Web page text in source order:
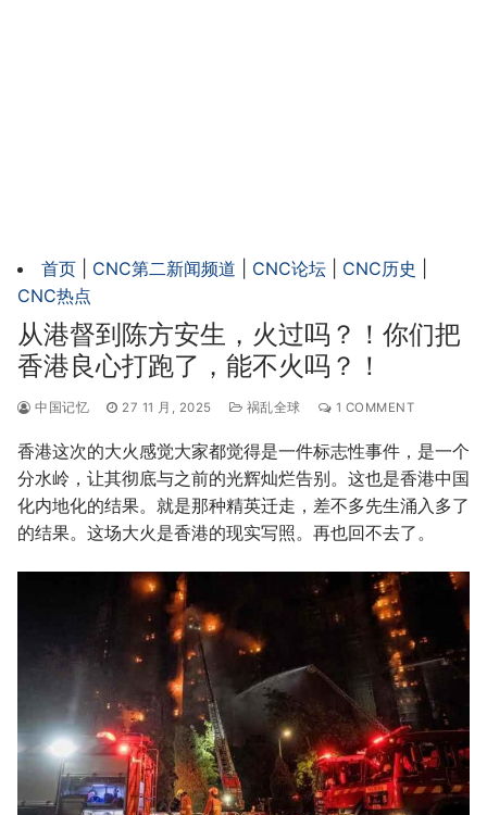
首页 CNC第二新闻频道 CNC论坛 CNC历史
CNC热点
从港督到陈方安生，火过吗？！你们把
香港良心打跑了，能不火吗？！
中国记忆 27 11 月, 2025 祸乱全球 1 COMMENT
香港这次的大火感觉大家都觉得是一件标志性事件，是一个
分水岭，让其彻底与之前的光辉灿烂告别。这也是香港中国
化内地化的结果。就是那种精英迁走，差不多先生涌入多了
的结果。这场大火是香港的现实写照。再也回不去了。